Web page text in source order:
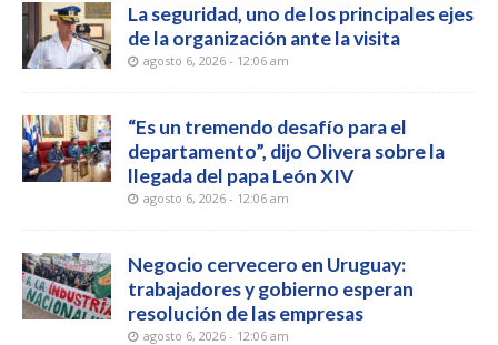
La seguridad, uno de los principales ejes
de la organización ante la visita
agosto 6, 2026 - 12:06 am
“Es un tremendo desafío para el
departamento”, dijo Olivera sobre la
llegada del papa León XIV
agosto 6, 2026 - 12:06 am
Negocio cervecero en Uruguay:
trabajadores y gobierno esperan
resolución de las empresas
agosto 6, 2026 - 12:06 am